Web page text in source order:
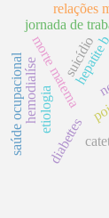
hepatite b
jornada de
relações
morte maternasuicídio
diabettes
hemodialíseetiologia
saúde ocupacional